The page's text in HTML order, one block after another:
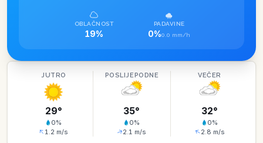
OBLAČNOST
19%
PADAVINE
0%0.0 mm/h
JUTRO
29°
0%
1.2 m/s
POSLIJEPODNE
35°
0%
2.1 m/s
VEČER
32°
0%
2.8 m/s